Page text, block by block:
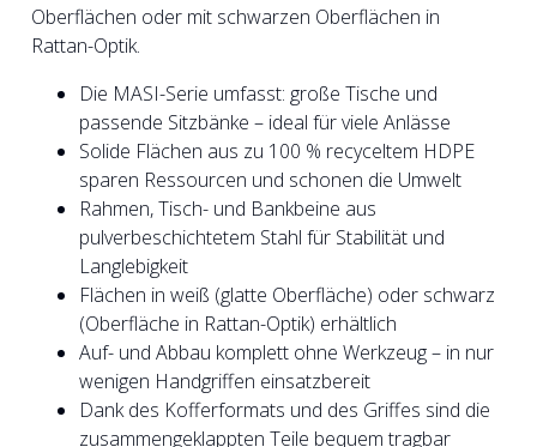
Oberflächen oder mit schwarzen Oberflächen in
Rattan-Optik.
Die MASI-Serie umfasst: große Tische und
passende Sitzbänke – ideal für viele Anlässe
Solide Flächen aus zu 100 % recyceltem HDPE
sparen Ressourcen und schonen die Umwelt
Rahmen, Tisch- und Bankbeine aus
pulverbeschichtetem Stahl für Stabilität und
Langlebigkeit
Flächen in weiß (glatte Oberfläche) oder schwarz
(Oberfläche in Rattan-Optik) erhältlich
Auf- und Abbau komplett ohne Werkzeug – in nur
wenigen Handgriffen einsatzbereit
Dank des Kofferformats und des Griffes sind die
zusammengeklappten Teile bequem tragbar